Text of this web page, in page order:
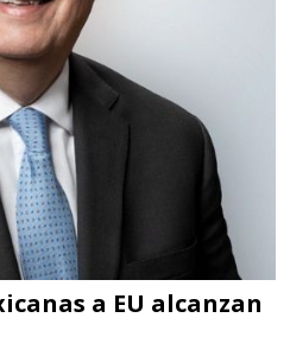
de México
de GESTION
a EU alcanzan